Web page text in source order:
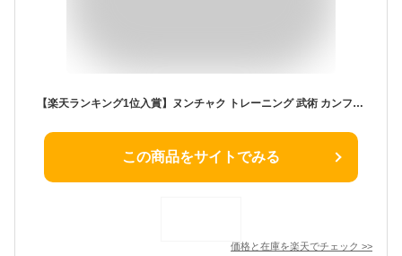
【楽天ランキング1位入賞】ヌンチャク トレーニング 武術 カンフー 練習用 安全デザイン 痛くない ヌントレ ダイエット 軽量 ブルース・リー パフォーマンス 舞台道具 (ウレタン製 ブラック)
この商品をサイトでみる
価格と在庫を楽天でチェック >>